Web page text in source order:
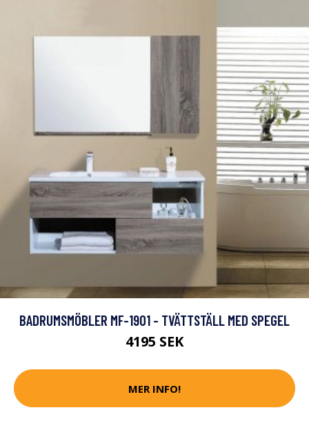
BADRUMSMÖBLER MF-1901 - TVÄTTSTÄLL MED SPEGEL
4195 SEK
MER INFO!